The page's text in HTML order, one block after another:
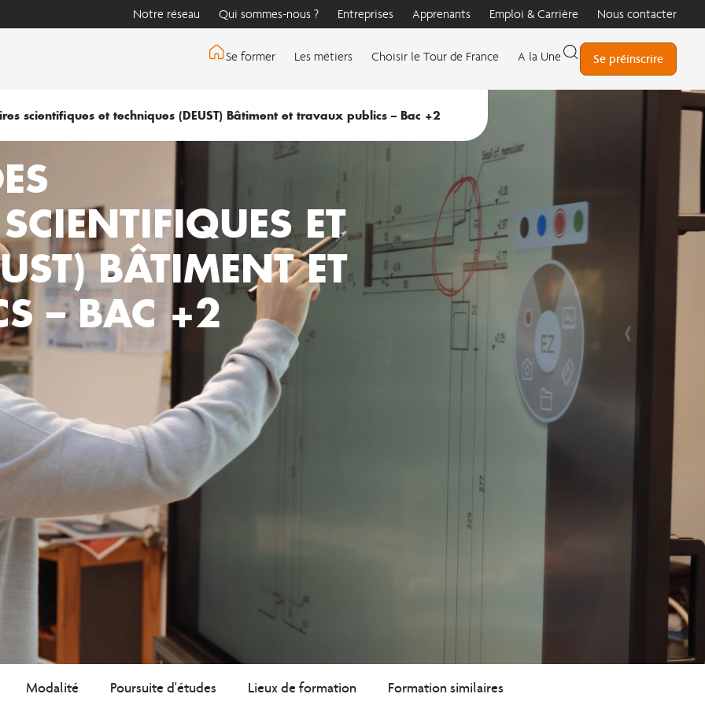
Notre réseau Qui sommes-nous ? Entreprises Apprenants Emploi & Carrière Nous contacter
Se former Les métiers Choisir le Tour de France A la Une Se préinscrire
scientifiques et techniques (DEUST) Bâtiment et travaux publics – Bac +2
ET
BÂTIMENT ET
– BAC +2
Modalité Poursuite d'études Lieux de formation Formation similaires